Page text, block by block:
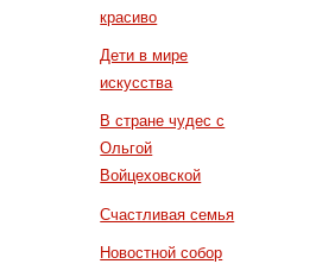
красиво
Дети в мире
искусства
В стране чудес с
Ольгой
Войцеховской
Счастливая семья
Новостной собор